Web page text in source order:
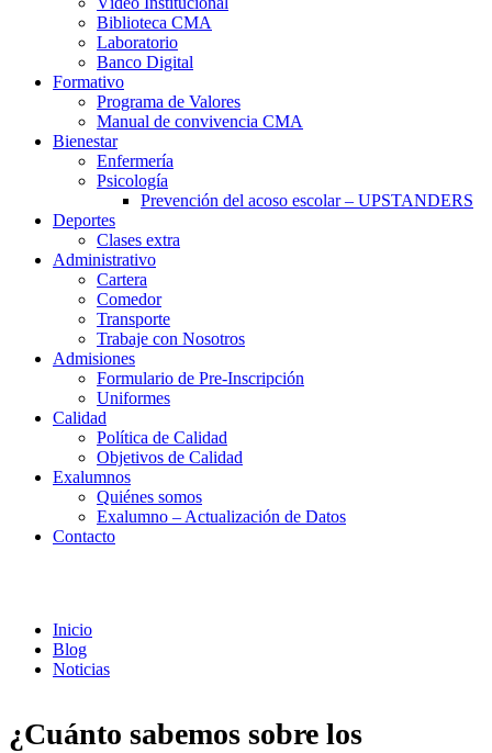
Biblioteca CMA
Laboratorio
Banco Digital
Formativo
Programa de Valores
Manual de convivencia CMA
Bienestar
Enfermería
Psicología
Prevención del acoso escolar – UPSTANDERS
Deportes
Clases extra
Administrativo
Cartera
Comedor
Transporte
Trabaje con Nosotros
Admisiones
Formulario de Pre-Inscripción
Uniformes
Calidad
Política de Calidad
Objetivos de Calidad
Exalumnos
Quiénes somos
Exalumno – Actualización de Datos
Contacto
Inicio
Blog
Noticias
¿Cuánto sabemos sobre los